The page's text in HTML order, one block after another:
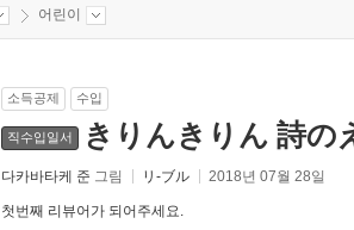
어린이
소득공제 수입
직수입일서 きりんきりん 詩の
다카바타케 준 그림 リ-ブル 2018년 07월 28일
첫번째 리뷰어가 되어주세요.